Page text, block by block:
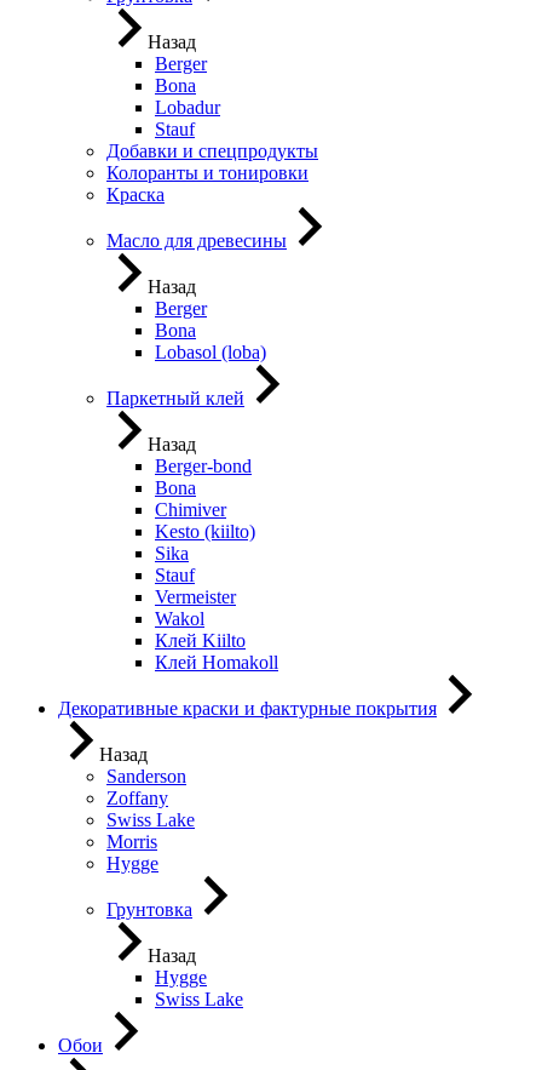
Назад
Berger
Bona
Lobadur
Stauf
Добавки и спецпродукты
Колоранты и тонировки
Краска
Масло для древесины
Назад
Berger
Bona
Lobasol (loba)
Паркетный клей
Назад
Berger-bond
Bona
Chimiver
Kesto (kiilto)
Sika
Stauf
Vermeister
Wakol
Клей Kiilto
Клей Homakoll
Декоративные краски и фактурные покрытия
Назад
Sanderson
Zoffany
Swiss Lake
Morris
Hygge
Грунтовка
Назад
Hygge
Swiss Lake
Обои